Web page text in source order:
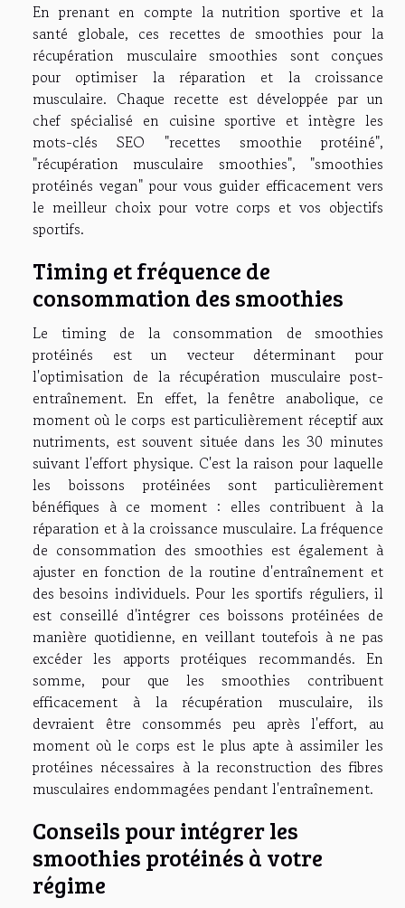
En prenant en compte la nutrition sportive et la
santé globale, ces recettes de smoothies pour la
récupération musculaire smoothies sont conçues
pour optimiser la réparation et la croissance
musculaire. Chaque recette est développée par un
chef spécialisé en cuisine sportive et intègre les
mots-clés SEO "recettes smoothie protéiné",
"récupération musculaire smoothies", "smoothies
protéinés vegan" pour vous guider efficacement vers
le meilleur choix pour votre corps et vos objectifs
sportifs.
Timing et fréquence de
consommation des smoothies
Le timing de la consommation de smoothies
protéinés est un vecteur déterminant pour
l'optimisation de la récupération musculaire post-
entraînement. En effet, la fenêtre anabolique, ce
moment où le corps est particulièrement réceptif aux
nutriments, est souvent située dans les 30 minutes
suivant l'effort physique. C'est la raison pour laquelle
les boissons protéinées sont particulièrement
bénéfiques à ce moment : elles contribuent à la
réparation et à la croissance musculaire. La fréquence
de consommation des smoothies est également à
ajuster en fonction de la routine d'entraînement et
des besoins individuels. Pour les sportifs réguliers, il
est conseillé d'intégrer ces boissons protéinées de
manière quotidienne, en veillant toutefois à ne pas
excéder les apports protéiques recommandés. En
somme, pour que les smoothies contribuent
efficacement à la récupération musculaire, ils
devraient être consommés peu après l'effort, au
moment où le corps est le plus apte à assimiler les
protéines nécessaires à la reconstruction des fibres
musculaires endommagées pendant l'entraînement.
Conseils pour intégrer les
smoothies protéinés à votre
régime